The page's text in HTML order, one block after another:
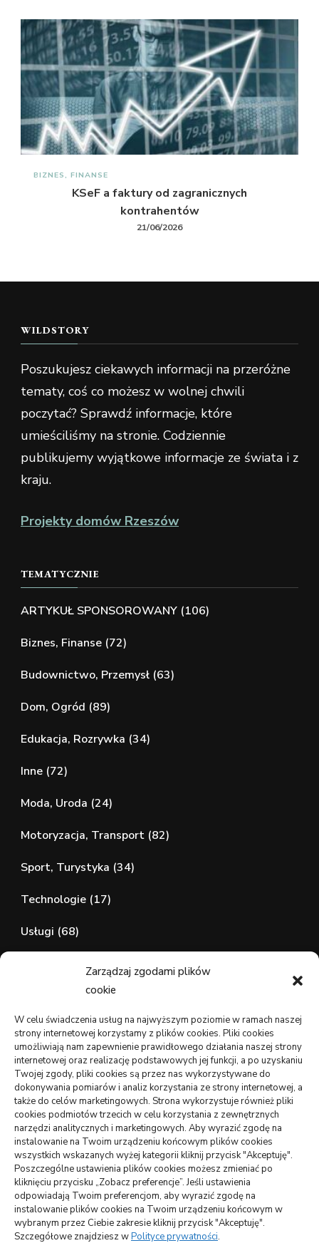
Zarządzaj zgodami plików
cookie
W celu świadczenia usług na najwyższym poziomie w ramach naszej
strony internetowej korzystamy z plików cookies. Pliki cookies
umożliwiają nam zapewnienie prawidłowego działania naszej strony
internetowej oraz realizację podstawowych jej funkcji, a po uzyskaniu
Twojej zgody, pliki cookies są przez nas wykorzystywane do
dokonywania pomiarów i analiz korzystania ze strony internetowej, a
także do celów marketingowych. Strona wykorzystuje również pliki
cookies podmiotów trzecich w celu korzystania z zewnętrznych
narzędzi analitycznych i marketingowych. Aby wyrazić zgodę na
instalowanie na Twoim urządzeniu końcowym plików cookies
wszystkich wskazanych wyżej kategorii kliknij przycisk "Akceptuję".
Poszczególne ustawienia plików cookies możesz zmieniać po
kliknięciu przycisku „Zobacz preferencje”. Jeśli ustawienia
odpowiadają Twoim preferencjom, aby wyrazić zgodę na
instalowanie plików cookies na Twoim urządzeniu końcowym w
wybranym przez Ciebie zakresie kliknij przycisk "Akceptuję".
Szczegółowe znajdziesz wPolityce prywatności.
BIZNES, FINANSE
KSeF a faktury od zagranicznych
kontrahentów
21/06/2026
WILDSTORY
Poszukujesz ciekawych informacji na przeróżne
tematy, coś co możesz w wolnej chwili
poczytać? Sprawdź informacje, które
umieściliśmy na stronie. Codziennie
publikujemy wyjątkowe informacje ze świata i z
kraju.
Projekty domów Rzeszów
TEMATYCZNIE
ARTYKUŁ SPONSOROWANY (106)
Biznes, Finanse (72)
Budownictwo, Przemysł (63)
Dom, Ogród (89)
Edukacja, Rozrywka (34)
Inne (72)
Moda, Uroda (24)
Motoryzacja, Transport (82)
Sport, Turystyka (34)
Technologie (17)
Usługi (68)
Zdrowie, Medycyna (107)
wizytówki nap
WARTE PRZECZYTANIA
DOM, OGRÓD
Jak podłączyć zbiornik na deszczówkę do rynny –
oszczędność i skuteczność
ARTYKUŁ SPONSOROWANY INNE
Jakie atrakcje można zobaczyć na Mazurach
BUDOWNICTWO, PRZEMYSŁ